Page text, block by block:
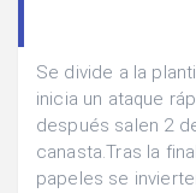
Se divide a la
inicia un ataque
después salen 2
canasta.Tras la
papeles se